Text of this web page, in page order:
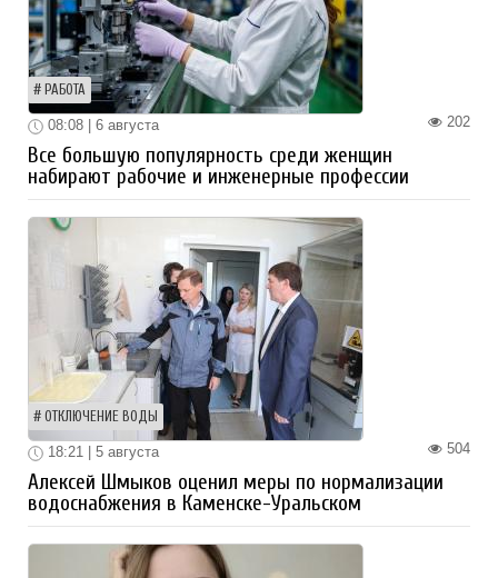
РАБОТА
202
08:08 | 6 августа
Все большую популярность среди женщин
набирают рабочие и инженерные профессии
ОТКЛЮЧЕНИЕ ВОДЫ
504
18:21 | 5 августа
Алексей Шмыков оценил меры по нормализации
водоснабжения в Каменске-Уральском